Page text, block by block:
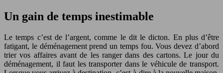
Un gain de temps inestimable
Le temps c’est de l’argent, comme le dit le dicton. En plus d’être
fatigant, le déménagement prend un temps fou. Vous devez d’abord
trier vos affaires avant de les ranger dans des cartons. Le jour du
déménagement, il faut les transporter dans le véhicule de transport.